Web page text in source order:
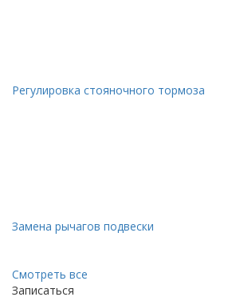
Регулировка стояночного тормоза
Замена рычагов подвески
Смотреть все
Записаться